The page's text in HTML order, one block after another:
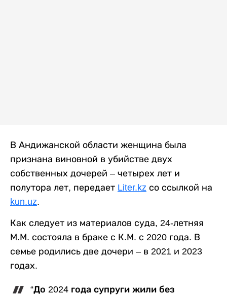
В Андижанской области женщина была
признана виновной в убийстве двух
собственных дочерей – четырех лет и
полутора лет, передает Liter.kz со ссылкой на
kun.uz.
Как следует из материалов суда, 24-летняя
М.М. состояла в браке с К.М. с 2020 года. В
семье родились две дочери – в 2021 и 2023
годах.
“До 2024 года супруги жили без